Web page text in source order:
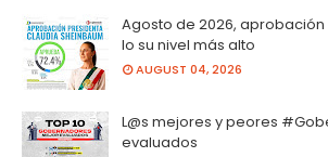
Agosto de 2026,
lo su nivel más alto
AUGUST 04, 2026
L@s mejores y peores
evaluados